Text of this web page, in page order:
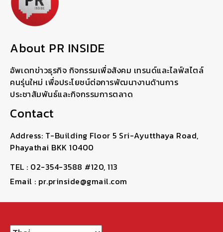
About PR INSIDE
อัพเดทข่าวธุรกิจ กิจกรรมเพื่อสังคม เทรนด์และไลฟ์สไตล์
คนรุ่นใหม่ เพื่อประโยชน์ต่อการพัฒนางานด้านการ
ประชาสัมพันธ์และกิจกรรมการตลาด
Contact
Address: T-Building Floor 5 Sri-Ayutthaya Road,
Phayathai BKK 10400
TEL : 02-354-3588 #120, 113
Email : pr.prinside@gmail.com